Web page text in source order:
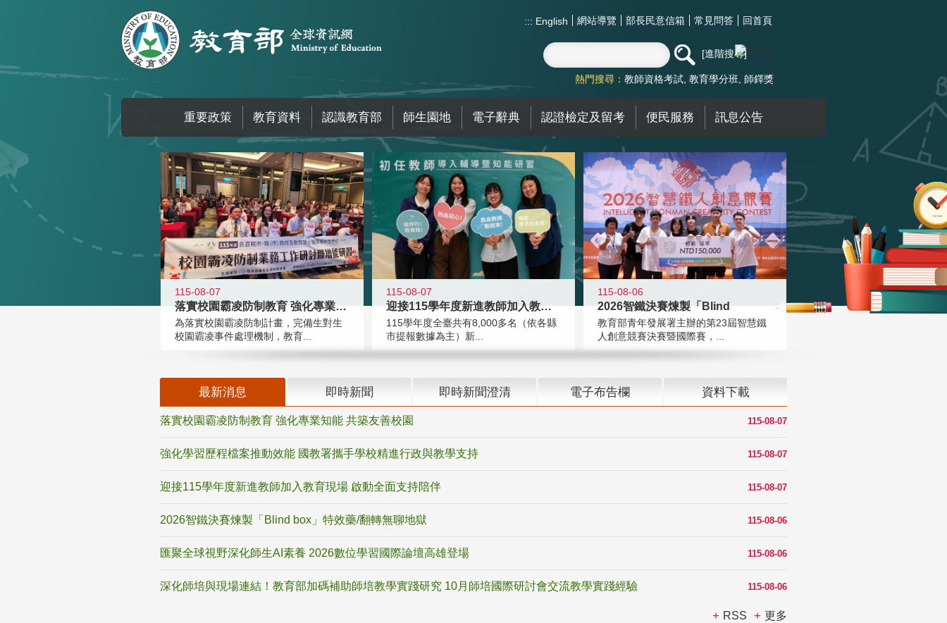
::: English 網站導覽 部長民意信箱 常見問答 回首頁
進階搜尋
熱門搜尋： 教師資格考試 教育學分班 師鐸獎
重要政策 教育資料 認識教育部 師生園地 電子辭典 認證檢定及留考 便民服務 訊息公告
:::
115-08-07
落實校園霸凌防制教育 強化專業知能
為落實校園霸凌防制計畫，完備生對生
校園霸凌事件處理機制，教育...
115-08-07
迎接115學年度新進教師加入教育現
115學年度全臺共有8,000多名（依各縣
市提報數據為主）新...
115-08-06
2026智鐵決賽煉製「Blind
教育部青年發展署主辦的第23屆智慧鐵
人創意競賽決賽暨國際賽，...
最新消息 即時新聞 即時新聞澄清 電子布告欄 資料下載
115-08-07
落實校園霸凌防制教育 強化專業知能 共築友善校園
115-08-07
強化學習歷程檔案推動效能 國教署攜手學校精進行政與教學支持
115-08-07
迎接115學年度新進教師加入教育現場 啟動全面支持陪伴
115-08-06
2026智鐵決賽煉製「Blind box」特效藥/翻轉無聊地獄
115-08-06
匯聚全球視野深化師生AI素養 2026數位學習國際論壇高雄登場
115-08-06
深化師培與現場連結！教育部加碼補助師培教學實踐研究 10月師培國際研討會交流教學實踐經驗
RSS 更多